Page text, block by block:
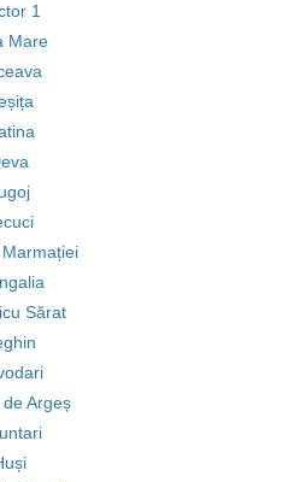
1
Mare
Sărat
Argeș